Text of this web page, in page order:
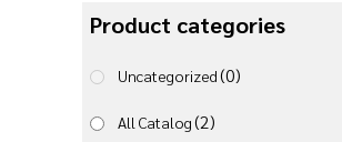
Product categories
Uncategorized(0)
All Catalog(2)